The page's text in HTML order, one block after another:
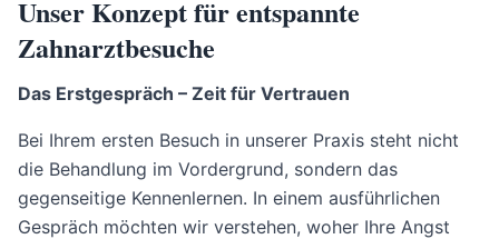
Unser Konzept für entspannte
Zahnarztbesuche
Das Erstgespräch – Zeit für Vertrauen
Bei Ihrem ersten Besuch in unserer Praxis steht nicht
die Behandlung im Vordergrund, sondern das
gegenseitige Kennenlernen. In einem ausführlichen
Gespräch möchten wir verstehen, woher Ihre Angst